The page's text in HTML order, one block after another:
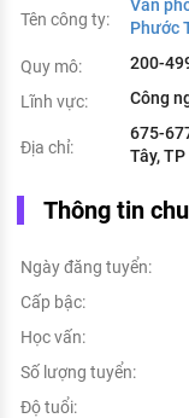
Tên công ty:
Văn
Phước
Quy mô:
200-
Lĩnh vực:
Công
Địa chỉ:
675-
Tây,
Thông tin
Ngày đăng tuyển:
Cấp bậc:
Học vấn:
Số lượng tuyển:
Độ tuổi: